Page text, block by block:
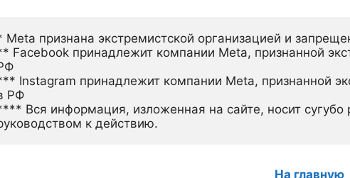
Meta признана экстремистской организацией и
Facebook принадлежит компании Meta, признанной
Instagram принадлежит компании Meta, признанной
РФ
Вся информация, изложенная на сайте, носит сугубо
к действию.
На главную